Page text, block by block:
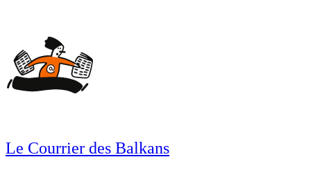
Le Courrier des Balkans